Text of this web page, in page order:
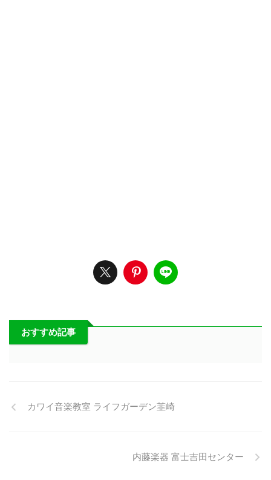
おすすめ記事
カワイ音楽教室 ライフガーデン韮崎
内藤楽器 富士吉田センター